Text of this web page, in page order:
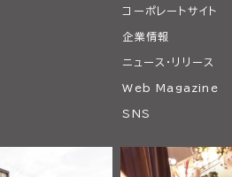
コーポレートサイト
企業情報
ニュース・リリース
Web Magazine
SNS